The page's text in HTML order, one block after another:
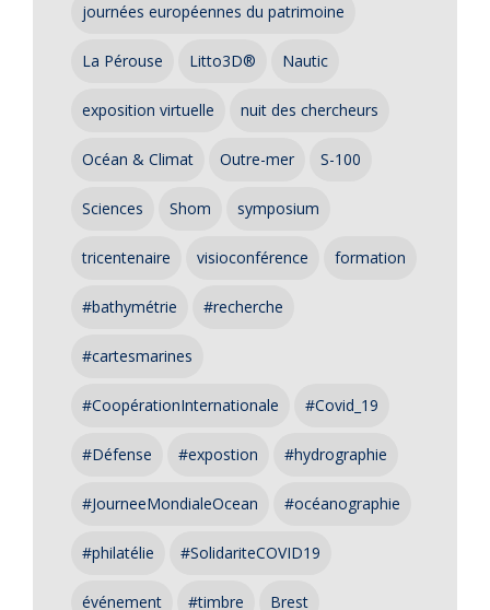
journées européennes du patrimoine
La Pérouse Litto3D® Nautic
exposition virtuelle nuit des chercheurs
Océan & Climat Outre-mer S-100
Sciences Shom symposium
tricentenaire visioconférence formation
#bathymétrie #recherche
#cartesmarines
#CoopérationInternationale #Covid_19
#Défense #expostion #hydrographie
#JourneeMondialeOcean #océanographie
#philatélie #SolidariteCOVID19
événement #timbre Brest